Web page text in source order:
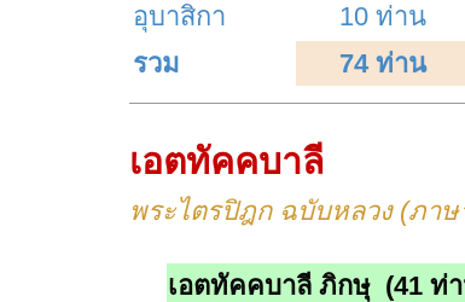
อุบาสิกา
10 ท่าน
รวม
74 ท่าน
เอตทัคคบาลี
พระไตรปิฎก ฉบับหลวง (ภา
เอตทัคคบาลี ภิกษุ (41 ท่